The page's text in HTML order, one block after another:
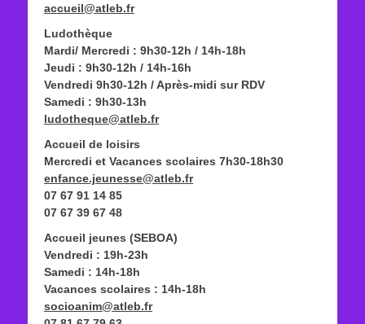
accueil@atleb.fr
Ludothèque
Mardi/ Mercredi : 9h30-12h / 14h-18h
Jeudi : 9h30-12h / 14h-16h
Vendredi 9h30-12h / Après-midi sur RDV
Samedi : 9h30-13h
ludotheque@atleb.fr
Accueil de loisirs
Mercredi et Vacances scolaires 7h30-18h30
enfance.jeunesse@atleb.fr
07 67 91 14 85
07 67 39 67 48
Accueil jeunes (SEBOA)
Vendredi : 19h-23h
Samedi : 14h-18h
Vacances scolaires : 14h-18h
socioanim@atleb.fr